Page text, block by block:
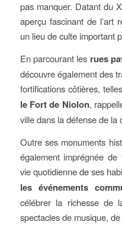
pas manquer. Datant du
aperçu fascinant de l’art
un lieu de culte important
En parcourant les rues
découvre également des
fortifications côtières,
le Fort de Niolon,
ville dans la défense de la
Outre ses monuments
également imprégnée
vie quotidienne de ses
les événements
célébrer la richesse de
spectacles de musique,